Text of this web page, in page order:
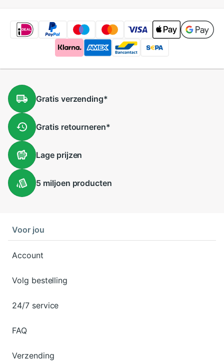
Gratis verzending*
Gratis retourneren*
Lageprijzen
5 miljoen producten
Voor jou
Account
Volg bestelling
24/7 service
FAQ
Verzending